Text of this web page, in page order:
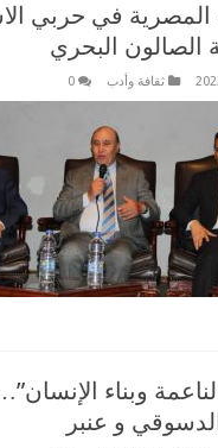
المصرية في حربي
الصالون البحري
ثقافة وأدب 0
وبناء
و عنبر